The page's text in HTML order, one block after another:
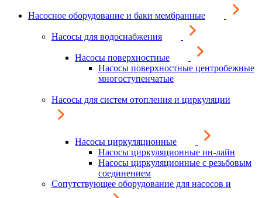
Насосное оборудование и баки мембранные
Насосы для водоснабжения
Насосы поверхностные
Насосы поверхностные центробежные
многоступенчатые
Насосы для систем отопления и циркуляции
Насосы циркуляционные
Насосы циркуляционные ин-лайн
Насосы циркуляционные с резьбовым
соединением
Сопутствующее оборудование для насосов и